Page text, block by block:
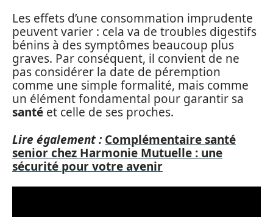
Les effets d’une consommation imprudente
peuvent varier : cela va de troubles digestifs
bénins à des symptômes beaucoup plus
graves. Par conséquent, il convient de ne
pas considérer la date de péremption
comme une simple formalité, mais comme
un élément fondamental pour garantir sa
santé et celle de ses proches.
Lire également : Complémentaire santé
senior chez Harmonie Mutuelle : une
sécurité pour votre avenir